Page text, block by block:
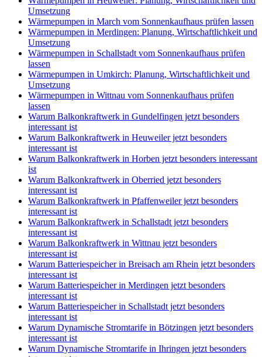
Umsetzung
Wärmepumpen in March vom Sonnenkaufhaus prüfen lassen
Wärmepumpen in Merdingen: Planung, Wirtschaftlichkeit und
Umsetzung
Wärmepumpen in Schallstadt vom Sonnenkaufhaus prüfen
lassen
Wärmepumpen in Umkirch: Planung, Wirtschaftlichkeit und
Umsetzung
Wärmepumpen in Wittnau vom Sonnenkaufhaus prüfen
lassen
Warum Balkonkraftwerk in Gundelfingen jetzt besonders
interessant ist
Warum Balkonkraftwerk in Heuweiler jetzt besonders
interessant ist
Warum Balkonkraftwerk in Horben jetzt besonders interessant
ist
Warum Balkonkraftwerk in Oberried jetzt besonders
interessant ist
Warum Balkonkraftwerk in Pfaffenweiler jetzt besonders
interessant ist
Warum Balkonkraftwerk in Schallstadt jetzt besonders
interessant ist
Warum Balkonkraftwerk in Wittnau jetzt besonders
interessant ist
Warum Batteriespeicher in Breisach am Rhein jetzt besonders
interessant ist
Warum Batteriespeicher in Merdingen jetzt besonders
interessant ist
Warum Batteriespeicher in Schallstadt jetzt besonders
interessant ist
Warum Dynamische Stromtarife in Bötzingen jetzt besonders
interessant ist
Warum Dynamische Stromtarife in Ihringen jetzt besonders